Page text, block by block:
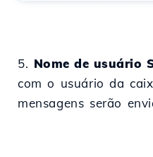
5. Nome de usuário
com o usuário da
mensagens serão